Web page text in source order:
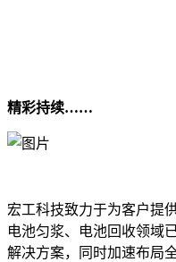
精彩持续……
宏工科技致力于为客户提
电池匀浆、电池回收领域
解决方案，同时加速布局